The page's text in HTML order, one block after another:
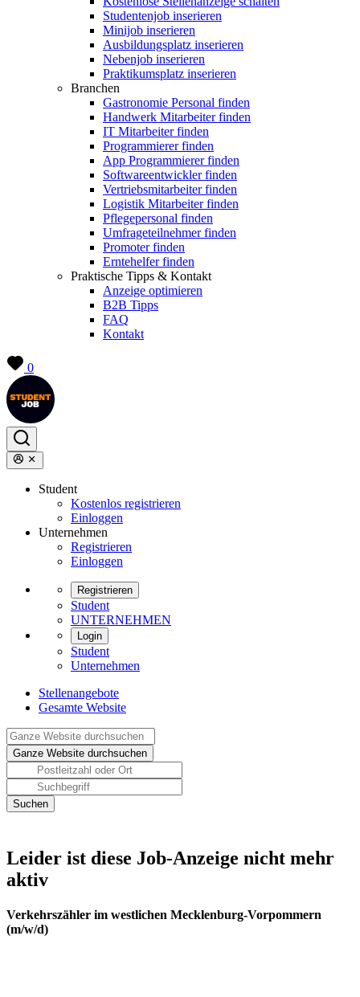
Studentenjob inserieren
Minijob inserieren
Ausbildungsplatz inserieren
Nebenjob inserieren
Praktikumsplatz inserieren
Branchen
Gastronomie Personal finden
Handwerk Mitarbeiter finden
IT Mitarbeiter finden
Programmierer finden
App Programmierer finden
Softwareentwickler finden
Vertriebsmitarbeiter finden
Logistik Mitarbeiter finden
Pflegepersonal finden
Umfrageteilnehmer finden
Promoter finden
Erntehelfer finden
Praktische Tipps & Kontakt
Anzeige optimieren
B2B Tipps
FAQ
Kontakt
0
Student
Kostenlos registrieren
Einloggen
Unternehmen
Registrieren
Einloggen
Registrieren
Student
UNTERNEHMEN
Login
Student
Unternehmen
Stellenangebote
Gesamte Website
Leider ist diese Job-Anzeige nicht mehr
aktiv
Verkehrszähler im westlichen Mecklenburg-Vorpommern
(m/w/d)